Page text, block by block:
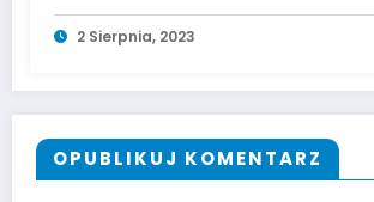
2 Sierpnia, 2023
OPUBLIKUJ KOMENTARZ